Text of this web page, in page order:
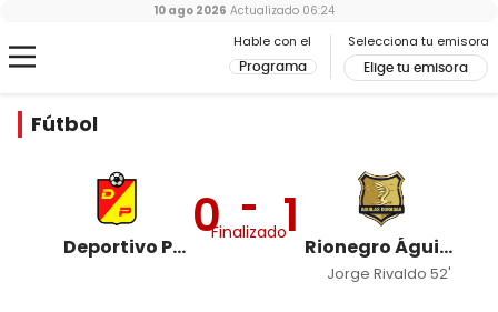
Hable con el
Programa
Selecciona tu emisora
Elige tu emisora
10 ago 2026 Actualizado 06:24
Fútbol
Deportivo Pereira
0
Rionegro Águilas
1
Jorge Rivaldo 52'
Finalizado